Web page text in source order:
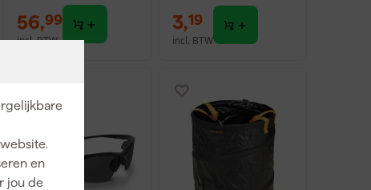
en
jou de
56,99
incl. BTW
3,19
incl. BTW